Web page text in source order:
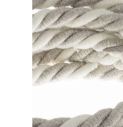
hvězdiček.